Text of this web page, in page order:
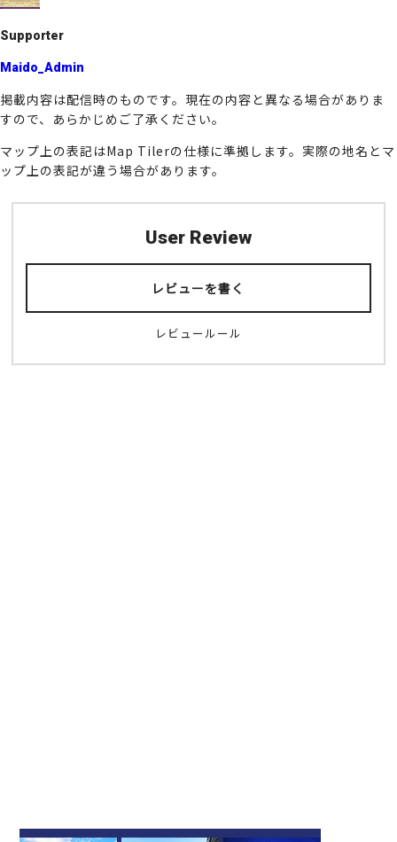
Supporter
Maido_Admin
掲載内容は配信時のものです。現在の内容と異なる場合がありま
すので、あらかじめご了承ください。
マップ上の表記はMap Tilerの仕様に準拠します。実際の地名とマ
ップ上の表記が違う場合があります。
User Review
レビューを書く
レビュールール